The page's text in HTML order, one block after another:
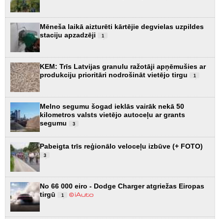
Mēneša laikā aizturēti kārtējie degvielas uzpildes
staciju apzadzēji
1
KEM: Trīs Latvijas granulu ražotāji apņēmušies ar
produkciju prioritāri nodrošināt vietējo tirgu
1
Melno segumu šogad ieklās vairāk nekā 50
kilometros valsts vietējo autoceļu ar grants
segumu
3
Pabeigta trīs reģionālo veloceļu izbūve (+ FOTO)
3
No 66 000 eiro - Dodge Charger atgriežas Eiropas
tirgū
1